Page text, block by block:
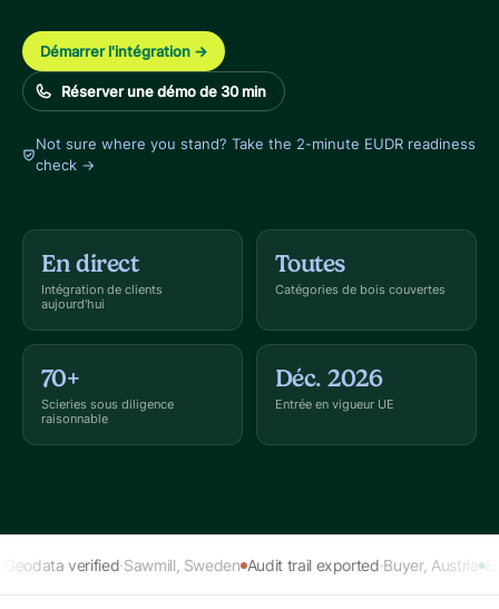
Démarrer l'intégration →
Réserver une démo de 30 min
Not sure where you stand? Take the 2-minute EUDR readiness
check →
En direct
Intégration de clients
aujourd'hui
Toutes
Catégories de bois couvertes
70+
Scieries sous diligence
raisonnable
Déc. 2026
Entrée en vigueur UE
Sweden Audit trail exported·Buyer, Austria EUDR record archived ·